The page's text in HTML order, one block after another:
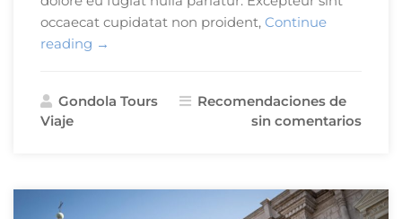
occaecat cupidatat non proident, Continue
reading «5
Hacer
→
Gondola Tours
Recomendaciones de
Viaje
sin comentarios